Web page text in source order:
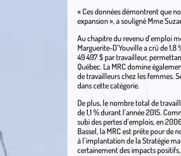
« Ces données démontrent que
expansion », a souligné Mme
Au chapitre du revenu d’emploi
Marguerite-D’Youville a crû de
49 497 $ par travailleur,
Québec. La MRC domine
de travailleurs chez les femmes.
dans cette catégorie.
De plus, le nombre total de
de 1,1 % durant l’année 2015.
subi des pertes d’emplois, en
Bassel, la MRC est prête pour de
à l’implantation de la Stratégie
certainement des impacts